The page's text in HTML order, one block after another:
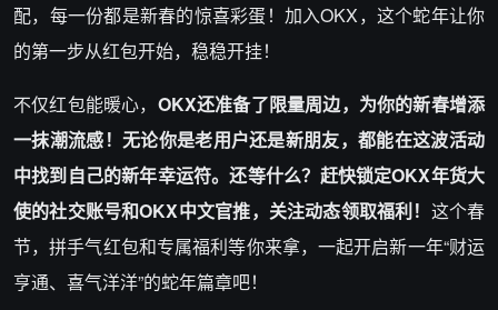
配，每一份都是新春的惊喜彩蛋！加入OKX，这个蛇年让你
的第一步从红包开始，稳稳开挂！
不仅红包能暖心， OKX还准备了限量周边，为你的新春增添
一抹潮流感！无论你是老用户还是新朋友，都能在这波活动
中找到自己的新年幸运符。还等什么？赶快锁定OKX年货大
使的社交账号和OKX中文官推，关注动态领取福利！ 这个春
节，拼手气红包和专属福利等你来拿，一起开启新一年“财运
亨通、喜气洋洋”的蛇年篇章吧！